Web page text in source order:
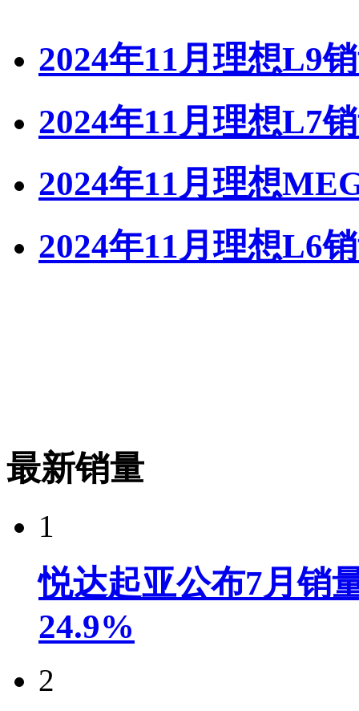
2024年11月理想L9
2024年11月理想L7
2024年11月理想
2024年11月理想L6
最新销量
1
悦达起亚公布7月销
24.9%
2